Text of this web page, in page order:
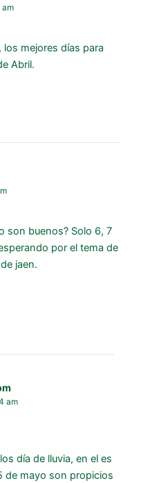
am
los mejores días para
Abril.
son buenos? Solo 6, 7
por el tema de
jaen.
am
día de lluvia, en el es
de mayo son propicios